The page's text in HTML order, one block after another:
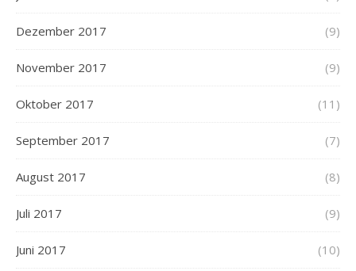
Dezember 2017 (9)
November 2017 (9)
Oktober 2017 (11)
September 2017 (7)
August 2017 (8)
Juli 2017 (9)
Juni 2017 (10)